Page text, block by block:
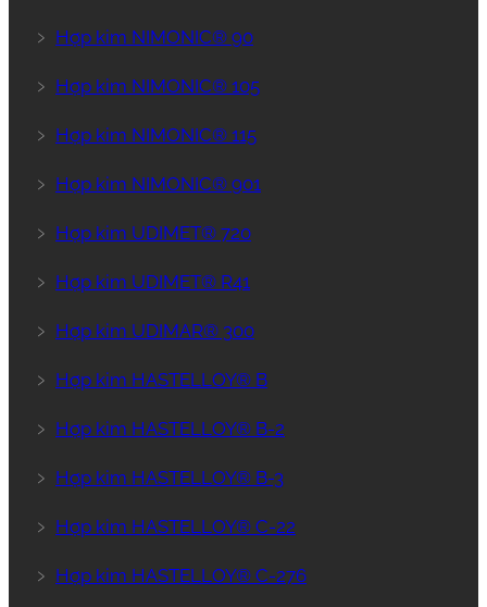
﹥ Hợp kim NIMONIC® 90
﹥ Hợp kim NIMONIC® 105
﹥ Hợp kim NIMONIC® 115
﹥ Hợp kim NIMONIC® 901
﹥ Hợp kim UDIMET® 720
﹥ Hợp kim UDIMET® R41
﹥ Hợp kim UDIMAR® 300
﹥ Hợp kim HASTELLOY® B
﹥ Hợp kim HASTELLOY® B-2
﹥ Hợp kim HASTELLOY® B-3
﹥ Hợp kim HASTELLOY® C-22
﹥ Hợp kim HASTELLOY® C-276